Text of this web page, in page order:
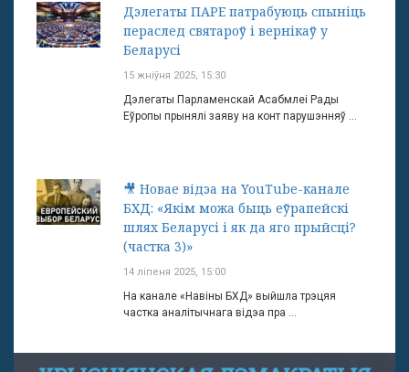
Дэлегаты ПАРЕ патрабуюць спыніць
пераслед святароў і вернікаў у
Беларусі
15 жніўня 2025, 15:30
Дэлегаты Парламенскай Асабмлеі Рады
Еўропы прынялі заяву на конт парушэнняў ...
🎥 Новае відэа на YouTube-канале
БХД: «Якім можа быць еўрапейскі
шлях Беларусі і як да яго прыйсці?
(частка 3)»
14 ліпеня 2025, 15:00
На канале «Навіны БХД» выйшла трэцяя
частка аналітычнага відэа пра ...